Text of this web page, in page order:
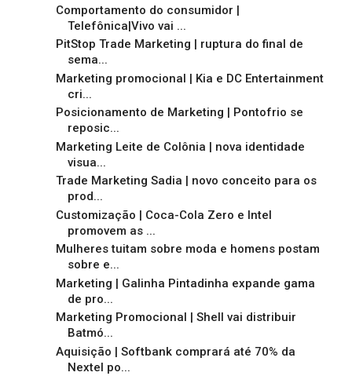
Comportamento do consumidor |
Telefônica|Vivo vai ...
PitStop Trade Marketing | ruptura do final de
sema...
Marketing promocional | Kia e DC Entertainment
cri...
Posicionamento de Marketing | Pontofrio se
reposic...
Marketing Leite de Colônia | nova identidade
visua...
Trade Marketing Sadia | novo conceito para os
prod...
Customização | Coca-Cola Zero e Intel
promovem as ...
Mulheres tuitam sobre moda e homens postam
sobre e...
Marketing | Galinha Pintadinha expande gama
de pro...
Marketing Promocional | Shell vai distribuir
Batmó...
Aquisição | Softbank comprará até 70% da
Nextel po...